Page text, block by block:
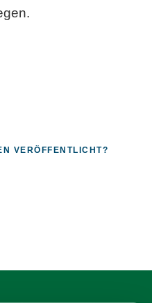
VERÖFFENTLICHT?